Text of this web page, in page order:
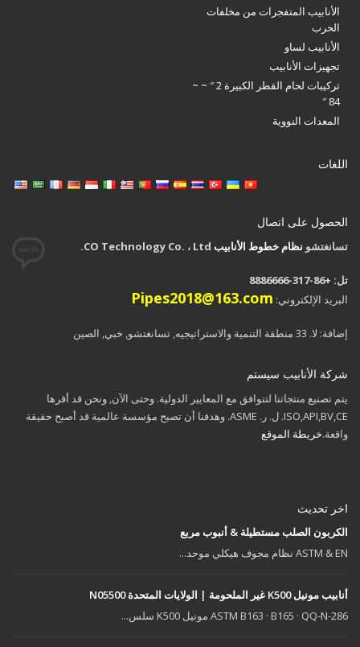
الأنابيب المتفجرات من مخلفات
الحرب
الأنابيب لساو
تجهيزات الأنابيب
تركيبات لحام القطر الكبيرة 2 ″ ~ ~
84 ″
المعدات النووية
اللغات
الحصول على اتصال
تسانغتشو نظام خطوط الأنابيب
تل: +86-317-8886666
البريد الإلكتروني: Pipes2018@163.com
إضافة: لا. 33 منطقة التنمية والاستراتیجیه, تسانغتشو, خبي, الصين
شركة الأنابيب سيستم
يتم تصنيع منتجاتنا لتتوافق مع المعايير الدولية. وحتى الآن, ونحن قد أقرها
ISO,API,BV,CE. ل. ر. ASME. وهدفنا أن تصبح مؤسسة عالمية قد أصبح حقيقة
واقعة.خريطة الموقع
اخر تحديث
الكربون الصلب مستطيلة & أنبوب مربع
ASTM & EN نظام مجوف هيكلي موحد...
أنابيب مونيل K500 غير الملحومة | الولايات المتحدة N05500
ASTM B163 · B165 · QQ-N-286 مونيل K500 سلس...